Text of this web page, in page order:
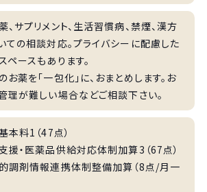
、サプリメント、生活習慣病、禁煙、漢方
ての相談対応。プライバシーに配慮した
ペースもあります。
お薬を「一包化」に、おまとめします。お
理が難しい場合などご相談下さい。
本料1（47点）
援・医薬品供給対応体制加算3（67点）
調剤情報連携体制整備加算（8点/月一